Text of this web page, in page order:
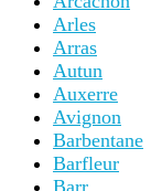
Arles
Arras
Autun
Auxerre
Avignon
Barbentane
Barfleur
Barr